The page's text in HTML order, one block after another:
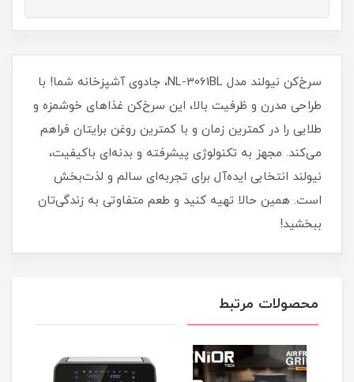
سرخ‌کن نیولند مدل NL-3061BL، جادوی آشپزخانه شما! با
طراحی مدرن و ظرفیت بالا، این سرخ‌کن غذاهای خوشمزه و
طلایی را در کمترین زمان و با کمترین روغن برایتان فراهم
می‌کند. مجهز به تکنولوژی پیشرفته و بدنه‌ای باکیفیت،
نیولند انتخابی ایده‌آل برای تجربه‌ای سالم و لذت‌بخش
است. همین حالا تهیه کنید و طعم متفاوتی به زندگی‌تان
ببخشید!
محصولات مرتبط